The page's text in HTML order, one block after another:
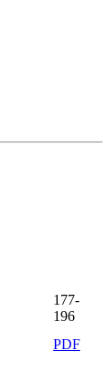
177-
196
PDF